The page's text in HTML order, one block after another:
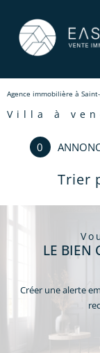
Agence immobilière à
villa à
0
Trier
LE BIEN
Créer une alerte